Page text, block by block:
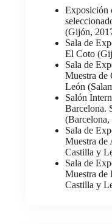
Exposición
(Gijón,
Sala de
El Coto
Sala de
Muestra de
León
Salón
Barcelona.
(Barcelona,
Sala de
Muestra de
Castilla y
Sala de
Muestra de
Castilla y